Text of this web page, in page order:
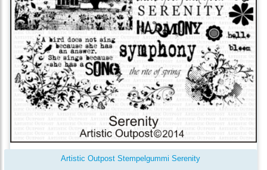
Artistic Outpost Stempelgummi Serenity